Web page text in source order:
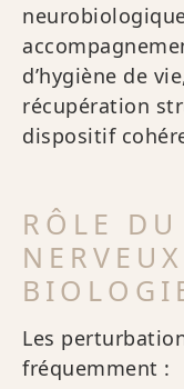
d’hygiène de
récupération
dispositif
RÔLE DU
Les
fréquemment :